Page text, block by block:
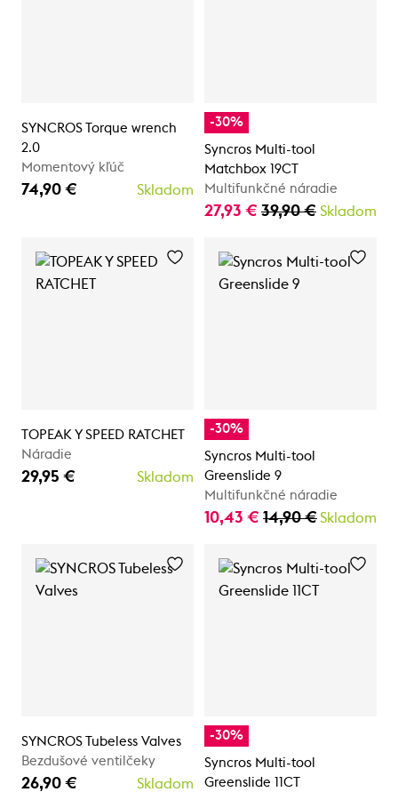
SYNCROS Torque wrench
2.0
Momentový kľúč
74,90 € Skladom
-30%
Syncros Multi-tool
Matchbox 19CT
Multifunkčné náradie
27,93 € 39,90 € Skladom
TOPEAK Y SPEED RATCHET
Náradie
29,95 € Skladom
-30%
Syncros Multi-tool
Greenslide 9
Multifunkčné náradie
10,43 € 14,90 €Skladom
SYNCROS Tubeless Valves
Bezdušové ventilčeky
26,90 € Skladom
-30%
Syncros Multi-tool
Greenslide 11CT